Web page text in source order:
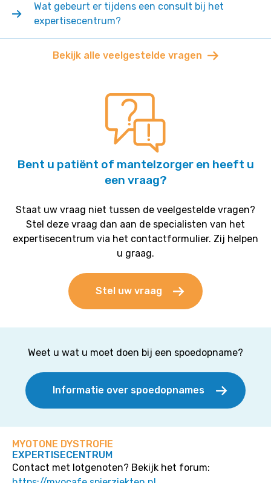
Wat gebeurt er tijdens een consult bij het
expertisecentrum?
Bekijk alle veelgestelde vragen
Bent u patiënt of mantelzorger en heeft u
een vraag?
Staat uw vraag niet tussen de veelgestelde vragen?
Stel deze vraag dan aan de specialisten van het
expertisecentrum via het contactformulier. Zij helpen
u graag.
Stel uw vraag
Weet u wat u moet doen bij een spoedopname?
Informatie over spoedopnames
MYOTONE DYSTROFIE
EXPERTISECENTRUM
Contact met lotgenoten? Bekijk het forum: